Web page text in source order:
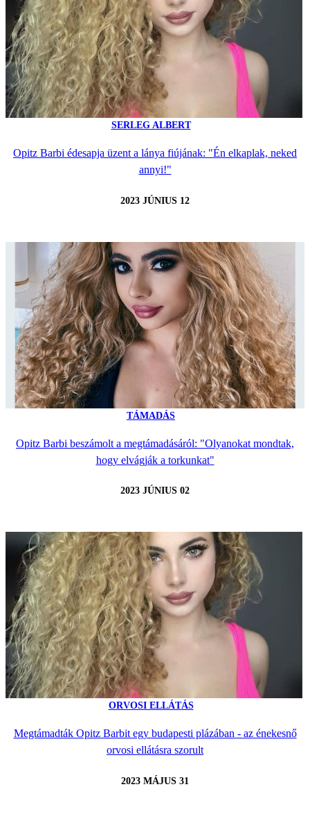
SERLEG ALBERT
Opitz Barbi édesapja üzent a lánya fiújának: "Én elkaplak, neked
annyi!"
2023 JÚNIUS 12
TÁMADÁS
Opitz Barbi beszámolt a megtámadásáról: "Olyanokat mondtak,
hogy elvágják a torkunkat"
2023 JÚNIUS 02
ORVOSI ELLÁTÁS
Megtámadták Opitz Barbit egy budapesti plázában - az énekesnő
orvosi ellátásra szorult
2023 MÁJUS 31